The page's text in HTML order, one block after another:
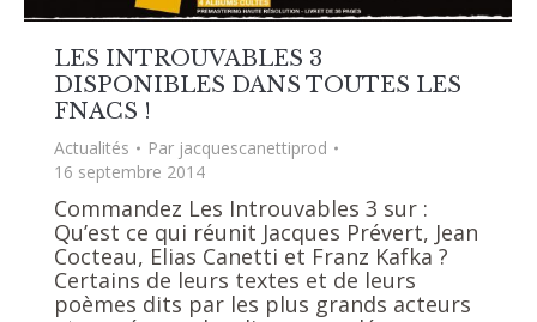
LES INTROUVABLES 3
DISPONIBLES DANS TOUTES LES
FNACS !
Actualités Par jacquescanettiprod
16 septembre 2014
Commandez Les Introuvables 3 sur :
Qu’est ce qui réunit Jacques Prévert, Jean
Cocteau, Elias Canetti et Franz Kafka ?
Certains de leurs textes et de leurs
poèmes dits par les plus grands acteurs